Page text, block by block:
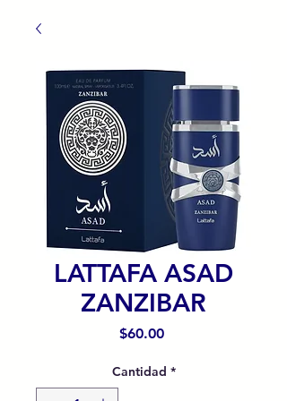
LATTAFA ASAD
ZANZIBAR
$60.00Precio
Cantidad *